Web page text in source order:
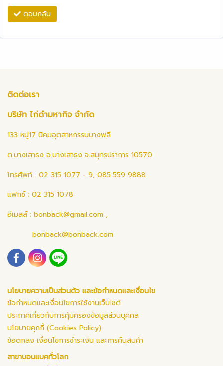
ตอบกลับ
ติดต่อเรา
บริษัท ไก่ดำมหากิจ จำกัด
133 หมู่17 นิคมอุตสาหกรรมบางพลี
ต.บางเสาธง อ.บางเสาธง จ.สมุทรปราการ 10570
โทรศัพท์ : 02 315 1077 - 9, 085 559 9888
แฟกซ์ : 02 315 1078
อีเมลล์ : bonback@gmail.com ,
bonback@bonback.com
นโยบายความเป็นส่วนตัว และข้อกำหนดและเงื่อนไข
ข้อกำหนดและเงื่อนไขการใช้งานเว็บไซต์
ประกาศเกี่ยวกับการคุ้มครองข้อมูลส่วนบุคคล
นโยบายคุกกี้ (Cookies Policy)
ข้อตกลง เงื่อนไขการชำระเงิน และการคืนสินค้า
สาขาบอนแบคทั่วโลก